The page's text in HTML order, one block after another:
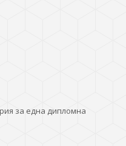
за една дипломна